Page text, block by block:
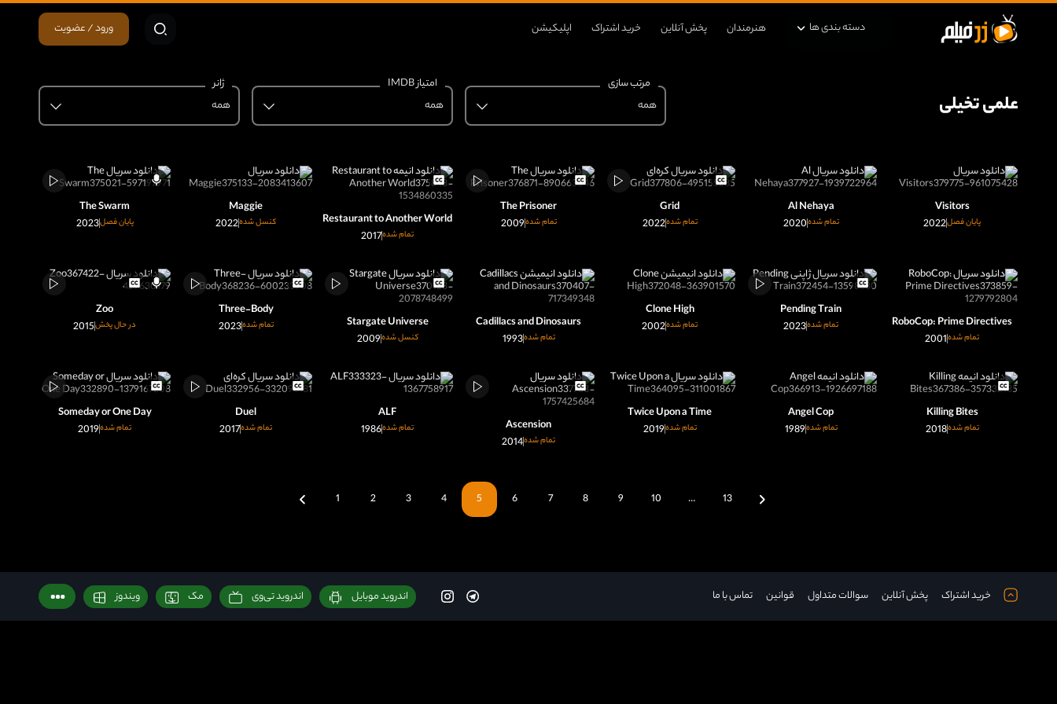
دسته بندی ها هنرمندان پخش آنلاین خرید اشتراک اپلیکیشن ورود / عضویت
علمی تخیلی
مرتب سازی
همه
امتیاز IMDB
همه
ژانر
همه
Visitors
2022پایان فصل
Al Nehaya
2020تمام شده
Grid
2022تمام شده
The Prisoner
2009تمام شده
Restaurant to Another World
2017تمام شده
Maggie
2022کنسل شده
The Swarm
2023پایان فصل
RoboCop: Prime Directives
2001تمام شده
Pending Train
2023تمام شده
Clone High
2002تمام شده
Cadillacs and Dinosaurs
1993تمام شده
Stargate Universe
2009کنسل شده
Three-Body
2023تمام شده
Zoo
2015در حال پخش
Killing Bites
2018تمام شده
Angel Cop
1989تمام شده
Twice Upon a Time
2019تمام شده
Ascension
2014تمام شده
ALF
1986تمام شده
Duel
2017تمام شده
Someday or One Day
2019تمام شده
1 2 3 4 5 6 7 8 9 10 … 13
خرید اشتراک پخش آنلاین سوالات متداول قوانین تماس با ما اندروید موبایل اندروید تی‌وی مک ویندوز